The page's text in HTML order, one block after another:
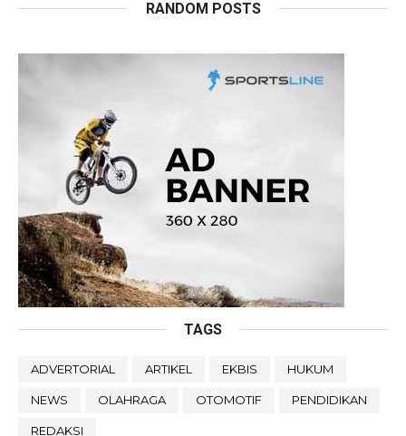
RANDOM POSTS
TAGS
ADVERTORIAL ARTIKEL EKBIS HUKUM
NEWS OLAHRAGA OTOMOTIF PENDIDIKAN
REDAKSI